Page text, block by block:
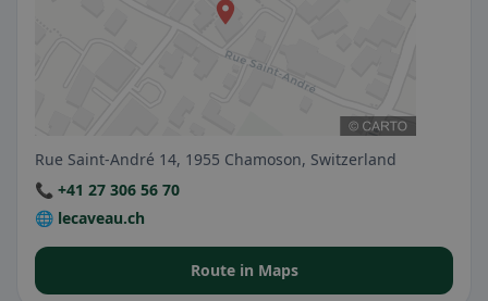
Rue Saint-André 14, 1955 Chamoson, Switzerland
📞 +41 27 306 56 70
🌐 lecaveau.ch
Route in Maps